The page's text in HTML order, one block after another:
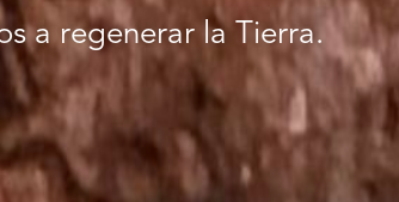
a regenerar la Tierra.